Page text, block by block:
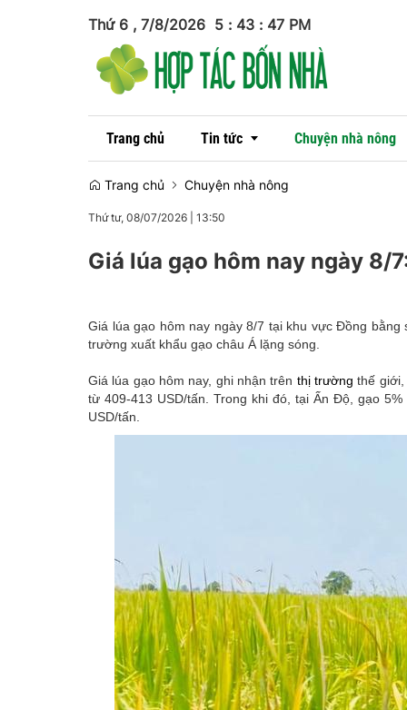
Thứ 6 , 7/8/2026 5 : 43 : 48 PM
Trang chủ Tin tức
Tin trong nước
Tin quốc tế
Chuyện nhà nông
Trang chủ Chuyện nhà nông
Thứ tư, 08/07/2026 13:50
Giá lúa gạo hôm nay ngày 8/
Giá lúa gạo hôm nay ngày 8/7 tại khu vực Đồng
trường xuất khẩu gạo châu Á lặng sóng.
Giá lúa gạo hôm nay, ghi nhận trên thị trường thế giới,
từ 409-413 USD/tấn. Trong khi đó, tại Ấn Độ, gạo
USD/tấn.